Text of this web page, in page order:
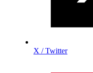
X / Twitter